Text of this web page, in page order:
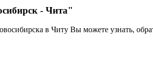
- Чита"
в Читу Вы можете узнать,